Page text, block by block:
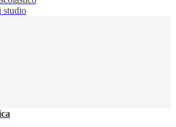
studio